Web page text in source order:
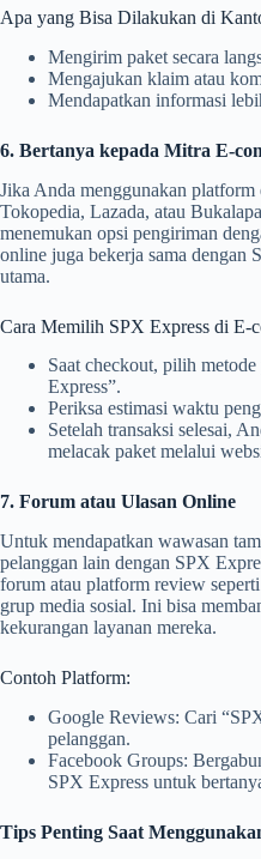
Apa yang Bisa Dilakukan di
Mengirim paket secara
Mengajukan klaim atau
Mendapatkan informasi
6. Bertanya kepada Mitra E-
Jika Anda menggunakan platform
Tokopedia, Lazada, atau
menemukan opsi pengiriman
online juga bekerja sama dengan
utama.
Cara Memilih SPX Express di E-
Saat checkout, pilih
Express”.
Periksa estimasi waktu
Setelah transaksi selesai,
melacak paket melalui
7. Forum atau Ulasan Online
Untuk mendapatkan wawasan
pelanggan lain dengan SPX
forum atau platform review
grup media sosial. Ini bisa
kekurangan layanan mereka.
Contoh Platform:
Google Reviews: Cari
pelanggan.
Facebook Groups:
SPX Express untuk
Tips Penting Saat